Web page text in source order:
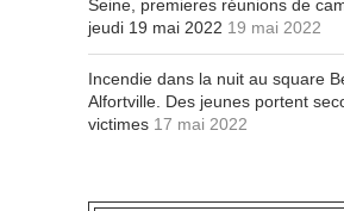
Seine, premieres réunions de
jeudi 19 mai 2022 19 mai 2022
Incendie dans la nuit au square
Alfortville. Des jeunes portent
victimes 17 mai 2022